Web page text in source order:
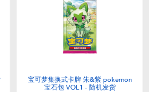
宝可梦集换式卡牌 朱&紫 pokemon
宝石包 VOL1 - 随机发货